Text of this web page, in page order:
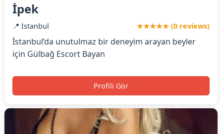
İpek
📍 İstanbul ★★★★★ (0 reviews)
İstanbul’da unutulmaz bir deneyim arayan beyler
için Gülbağ Escort Bayan
Profili Gör